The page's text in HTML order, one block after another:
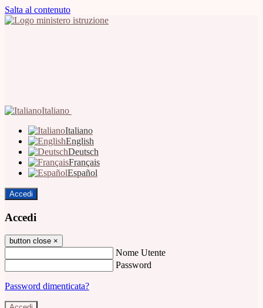
Salta al contenuto
Italiano
Italiano
English
Deutsch
Français
Español
Accedi
Accedi
button close ×
Nome Utente
Password
Password dimenticata?